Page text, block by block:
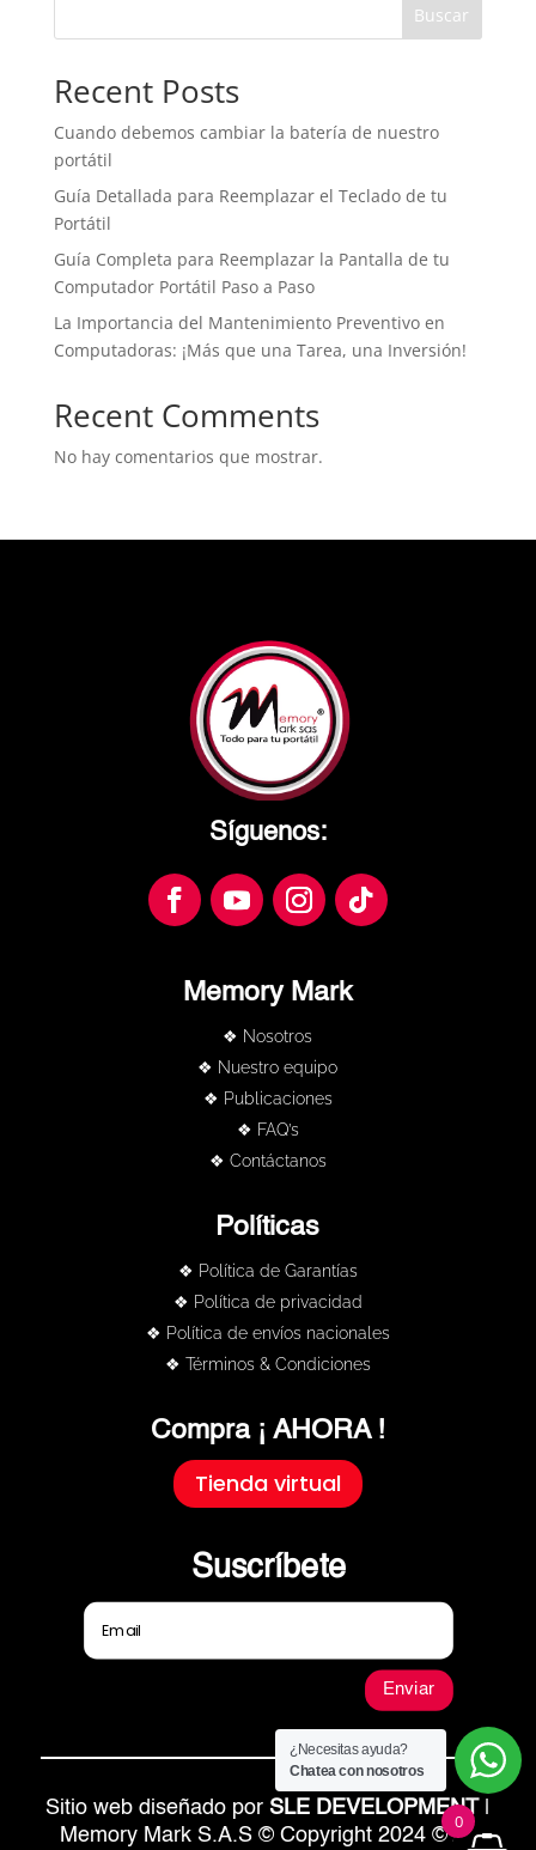
Buscar
Recent Posts
Cuando debemos cambiar la batería de nuestro
portátil
Guía Detallada para Reemplazar el Teclado de tu
Portátil
Guía Completa para Reemplazar la Pantalla de tu
Computador Portátil Paso a Paso
La Importancia del Mantenimiento Preventivo en
Computadoras: ¡Más que una Tarea, una Inversión!
Recent Comments
No hay comentarios que mostrar.
Síguenos:
Memory Mark
❖ Nosotros
❖ Nuestro equipo
❖ Publicaciones
❖ FAQ’s
❖ Contáctanos
Políticas
❖ Política de Garantías
❖ Política de privacidad
❖ Política de envíos nacionales
❖ Términos & Condiciones
Compra ¡ AHORA !
Tienda virtual
Suscríbete
Enviar
Sitio web diseñado por SLE DEVELOPMENT
Memory Mark S.A.S © Copyright 2024 © All
¿Necesitas ayuda?
Chatea con nosotros
0